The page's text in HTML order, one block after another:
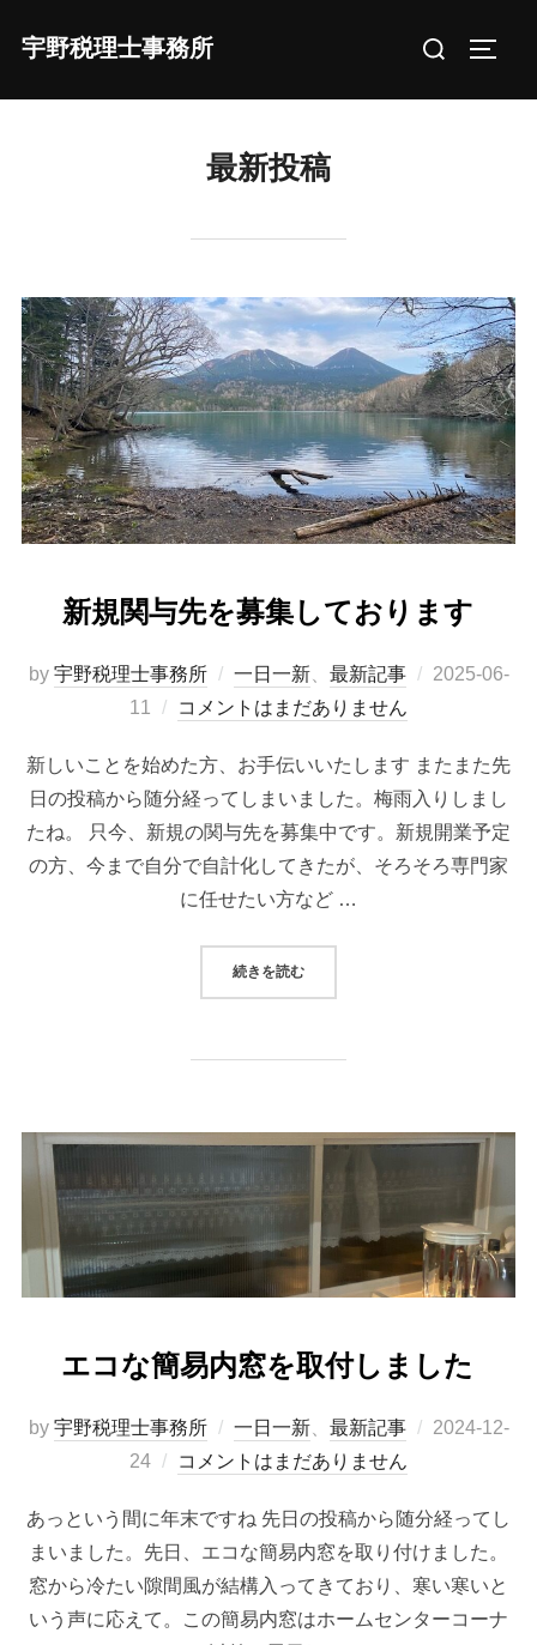
宇野税理士事務所
最新投稿
新規関与先を募集しております
by 宇野税理士事務所 一日一新、 最新記事
2025-06-
11
コメントはまだありません
新しいことを始めた方、お手伝いいたします またまた先
日の投稿から随分経ってしまいました。梅雨入りしまし
たね。 只今、新規の関与先を募集中です。新規開業予定
の方、今まで自分で自計化してきたが、そろそろ専門家
に任せたい方など …
続きを読む
エコな簡易内窓を取付しました
by 宇野税理士事務所 一日一新、 最新記事
2024-12-
24
コメントはまだありません
あっという間に年末ですね 先日の投稿から随分経ってし
まいました。先日、エコな簡易内窓を取り付けました。
窓から冷たい隙間風が結構入ってきており、寒い寒いと
いう声に応えて。この簡易内窓はホームセンターコーナ